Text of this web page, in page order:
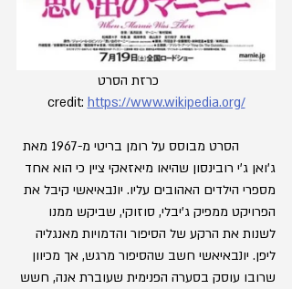
credit: https://www.wikipedia.org/
	הסרט מבוסס על רומן בריטי מ-1967 מאת
ג'ואן ג'י רובינסון שהיאו מיאזאקי ציין כי הוא אחד
מספרי הילדים האהובים עליו. יונבאיאשי קיבל את
הפרויקט ממפיק ג'יבלי, סוזוקי, שביקש ממנו
לשנות את הרקע של הסיפור והדמויות מאנגליה
ליפן. יונבאיאשי חשב שהסיפור מרגש, אך מכיוון
שרובו עוסק בסערה הפנימית שעוברת אנה, חשש